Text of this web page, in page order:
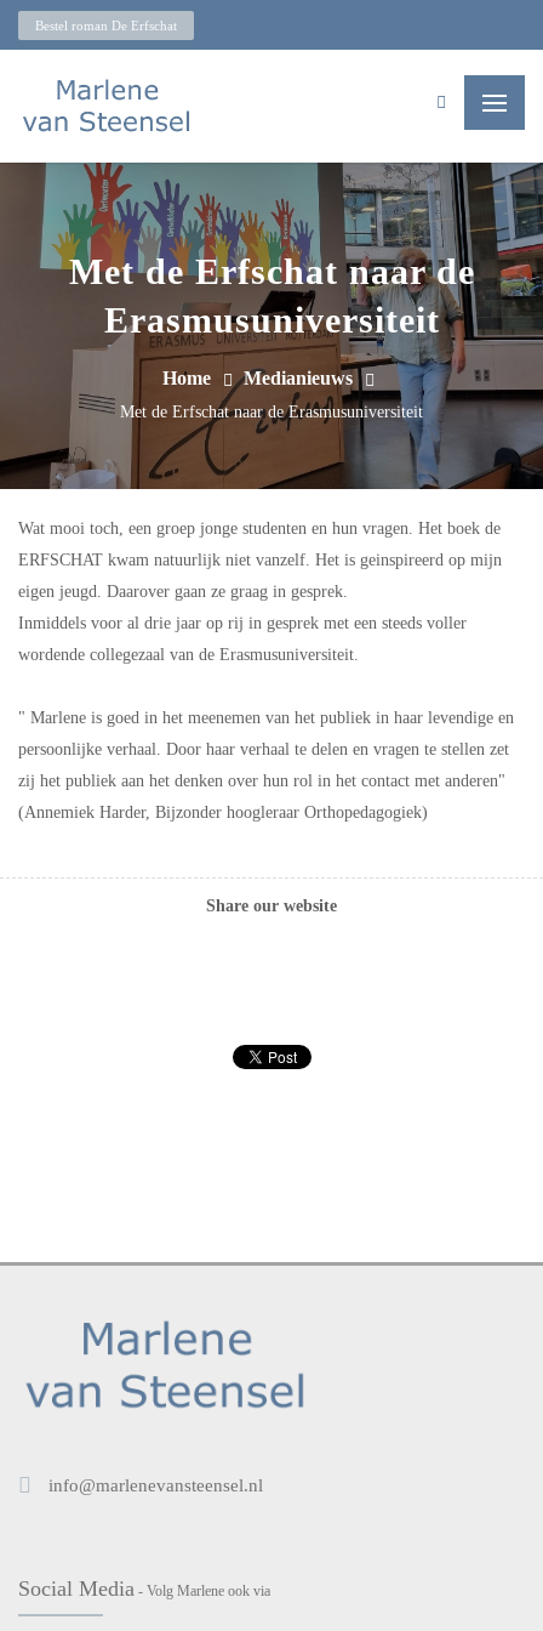
Bestel roman De Erfschat
Met de Erfschat naar de
Erasmusuniversiteit
Home Medianieuws
Met de Erfschat naar de Erasmusuniversiteit
Wat mooi toch, een groep jonge studenten en hun vragen. Het boek de
ERFSCHAT kwam natuurlijk niet vanzelf. Het is geinspireerd op mijn
eigen jeugd. Daarover gaan ze graag in gesprek.
Inmiddels voor al drie jaar op rij in gesprek met een steeds voller
wordende collegezaal van de Erasmusuniversiteit.
" Marlene is goed in het meenemen van het publiek in haar levendige en
persoonlijke verhaal. Door haar verhaal te delen en vragen te stellen zet
zij het publiek aan het denken over hun rol in het contact met anderen"
(Annemiek Harder, Bijzonder hoogleraar Orthopedagogiek)
Share our website
info@marlenevansteensel.nl
Social Media - Volg Marlene ook via